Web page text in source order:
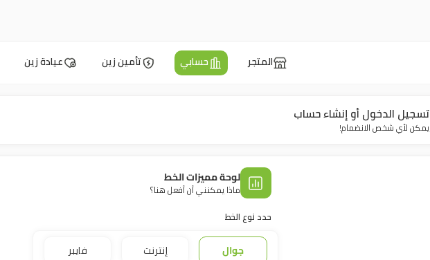
المتجر حسابي تأمين زين عيادة زين
تسجيل الدخول أو إنشاء حساب
يمكن لأي شخص الانضمام!
لوحة مميزات الخط
ماذا يمكنني أن أفعل هنا؟
حدد نوع الخط
جوال إنترنت فايبر